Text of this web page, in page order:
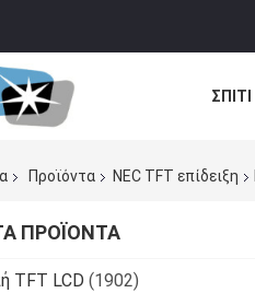
ΣΠΊΤΙ
Προϊόντα NEC TFT επίδειξη
ΠΡΟΪΌΝΤΑ
TFT LCD (1902)